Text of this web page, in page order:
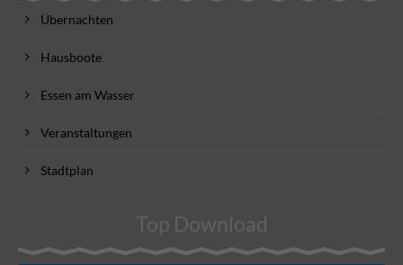
Übernachten
Hausboote
Essen am Wasser
Veranstaltungen
Stadtplan
Top Download